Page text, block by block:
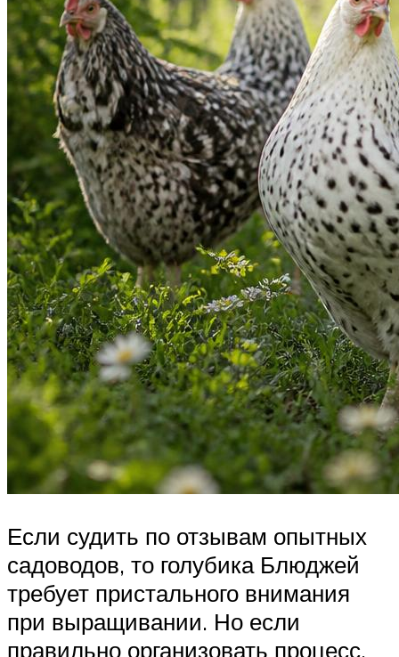
Если судить по отзывам опытных
садоводов, то голубика Блюджей
требует пристального внимания
при выращивании. Но если
правильно организовать процесс,